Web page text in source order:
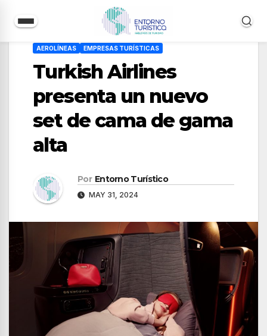
AEROLÍNEAS EMPRESAS TURÍSTICAS
Turkish Airlines
presenta un nuevo
set de cama de gama
alta
Por Entorno Turístico
MAY 31, 2024